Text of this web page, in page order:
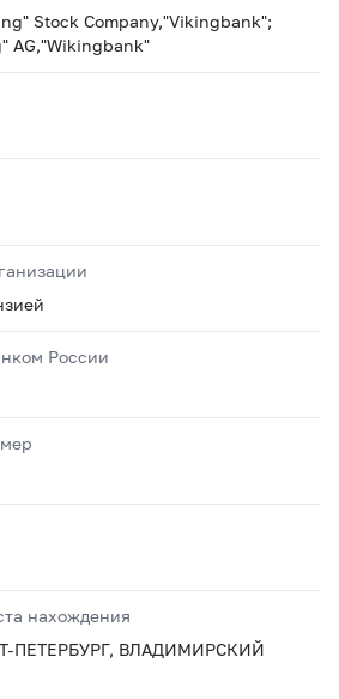
Stock Company,"Vikingbank";
AG,"Wikingbank"
России
нахождения
ПЕТЕРБУРГ, ВЛАДИМИРСКИЙ